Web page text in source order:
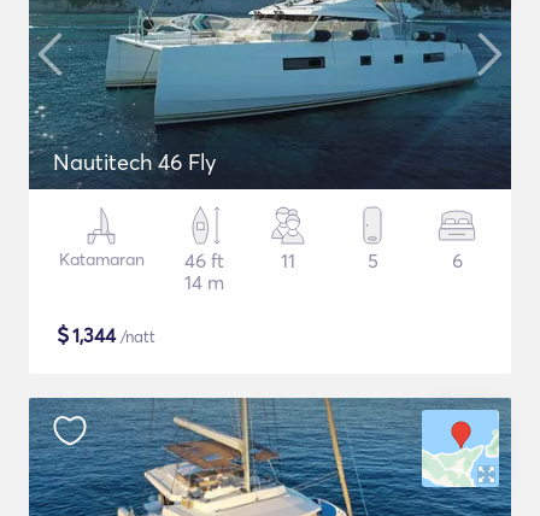
Nautitech 46 Fly
Katamaran
46 ft
14 m
11 5 6
$1,344/natt